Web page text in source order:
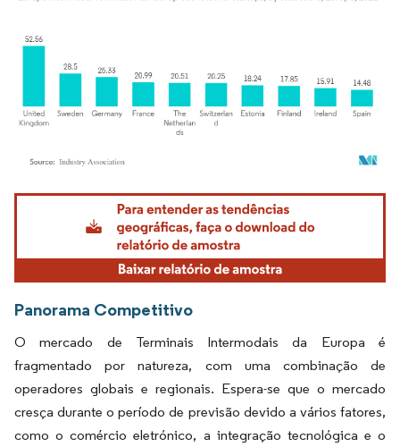
Imagem © Mordor Intelligence. O reuso requer atribuição conforme CC BY 4.0.
Panorama Competitivo
O mercado de Terminais Intermodais da Europa é
fragmentado por natureza, com uma combinação de
operadores globais e regionais. Espera-se que o mercado
cresça durante o período de previsão devido a vários fatores,
como o comércio eletrónico, a integração tecnológica e o